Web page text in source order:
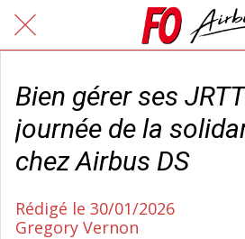
Bien gérer ses
journée de la
chez Airbus DS
Rédigé le 30/01/2026
Gregory Vernon